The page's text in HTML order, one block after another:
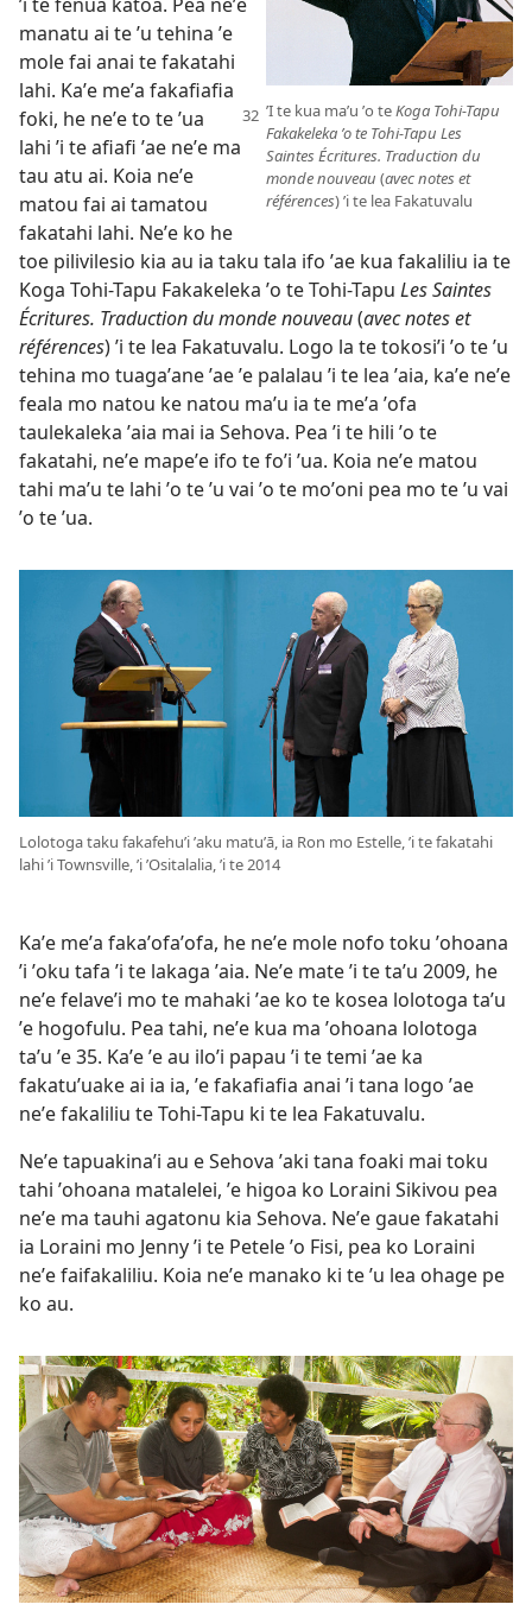
ʼI te kua maʼu ʼo te Koga Tohi-Tapu
Fakakeleka ʼo te Tohi-Tapu Les
Saintes Écritures. Traduction du
monde nouveau (avec notes et
références) ʼi te lea Fakatuvalu
manatu ai te ʼu tehina ʼe
mole fai anai te fakatahi
lahi. Kaʼe meʼa fakafiafia
foki, he neʼe to teʼua
lahi ʼi te afiafi ʼae neʼe ma
tau atu ai. Koia neʼe
matou fai ai tamatou
fakatahi lahi. Neʼe ko he
toe pilivilesio kia au ia taku tala ifo ʼae kua fakaliliu ia te
Koga Tohi-Tapu Fakakeleka ʼo te Tohi-Tapu Les Saintes
Écritures. Traduction du monde nouveau(avec notes et
références) ʼi te lea Fakatuvalu. Logo la te tokosiʼi ʼo te ʼu
tehina mo tuagaʼane ʼae ʼe palalau ʼi te lea ʼaia, kaʼe neʼe
feala mo natou ke natou maʼu ia te meʼa ʼofa
taulekaleka ʼaia mai ia Sehova. Pea ʼi te hili ʼo te
fakatahi, neʼe mapeʼe ifo te foʼi ʼua. Koia neʼe matou
tahi maʼu te lahi ʼo te ʼu vai ʼo te moʼoni pea mo te ʼu vai
ʼo te ʼua.
Lolotoga taku fakafehuʼi ʼaku matuʼā, ia Ron mo Estelle, ʼi te fakatahi
lahi ʼi Townsville, ʼi ʼOsitalalia, ʼi te 2014
Kaʼe meʼa fakaʼofaʼofa, he neʼe mole nofo toku ʼohoana
ʼi ʼoku tafa ʼi te lakaga ʼaia. Neʼe mate ʼi te taʼu 2009, he
neʼe felaveʼi mo te mahaki ʼae ko te kosea lolotoga taʼu
ʼe hogofulu. Pea tahi, neʼe kua ma ʼohoana lolotoga
taʼu ʼe 35. Kaʼe ʼe au iloʼi papau ʼi te temi ʼae ka
fakatuʼuake ai ia ia, ʼe fakafiafia anai ʼi tana logo ʼae
neʼe fakaliliu te Tohi-Tapu ki te lea Fakatuvalu.
Neʼe tapuakinaʼi au e Sehova ʼaki tana foaki mai toku
tahi ʼohoana matalelei, ʼe higoa ko Loraini Sikivou pea
neʼe ma tauhi agatonu kia Sehova. Neʼe gaue fakatahi
ia Loraini mo Jenny ʼi te Petele ʼo Fisi, pea ko Loraini
neʼe faifakaliliu. Koia neʼe manako ki te ʼu lea ohage pe
ko au.